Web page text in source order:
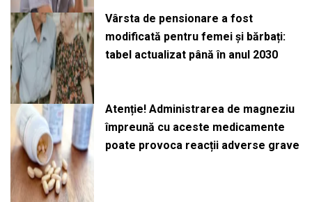
Vârsta de pensionare a fost
modificată pentru femei și bărbați:
tabel actualizat până în anul 2030
Atenție! Administrarea de magneziu
împreună cu aceste medicamente
poate provoca reacții adverse grave